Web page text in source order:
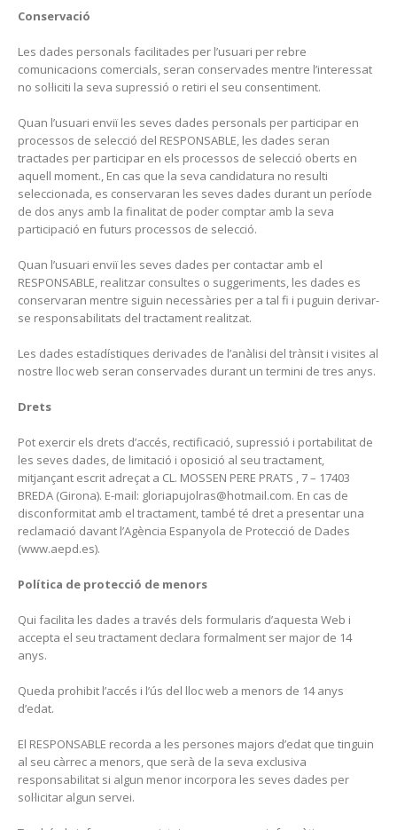
Conservació
Les dades personals facilitades per l’usuari per rebre
comunicacions comercials, seran conservades mentre l’interessat
no sol·liciti la seva supressió o retiri el seu consentiment.
Quan l’usuari enviï les seves dades personals per participar en
processos de selecció del RESPONSABLE, les dades seran
tractades per participar en els processos de selecció oberts en
aquell moment., En cas que la seva candidatura no resulti
seleccionada, es conservaran les seves dades durant un període
de dos anys amb la finalitat de poder comptar amb la seva
participació en futurs processos de selecció.
Quan l’usuari enviï les seves dades per contactar amb el
RESPONSABLE, realitzar consultes o suggeriments, les dades es
conservaran mentre siguin necessàries per a tal fi i puguin derivar-
se responsabilitats del tractament realitzat.
Les dades estadístiques derivades de l’anàlisi del trànsit i visites al
nostre lloc web seran conservades durant un termini de tres anys.
Drets
Pot exercir els drets d’accés, rectificació, supressió i portabilitat de
les seves dades, de limitació i oposició al seu tractament,
mitjançant escrit adreçat a CL. MOSSEN PERE PRATS , 7 – 17403
BREDA (Girona). E-mail: gloriapujolras@hotmail.com. En cas de
disconformitat amb el tractament, també té dret a presentar una
reclamació davant l’Agència Espanyola de Protecció de Dades
(www.aepd.es).
Política de protecció de menors
Qui facilita les dades a través dels formularis d’aquesta Web i
accepta el seu tractament declara formalment ser major de 14
anys.
Queda prohibit l’accés i l’ús del lloc web a menors de 14 anys
d’edat.
El RESPONSABLE recorda a les persones majors d’edat que tinguin
al seu càrrec a menors, que serà de la seva exclusiva
responsabilitat si algun menor incorpora les seves dades per
sol·licitar algun servei.